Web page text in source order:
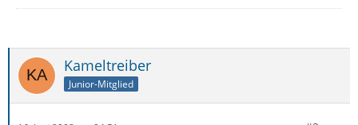
Kameltreiber
Junior-Mitglied